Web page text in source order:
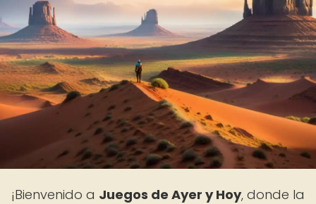
¡Bienvenido a Juegos de Ayer y Hoy, donde la